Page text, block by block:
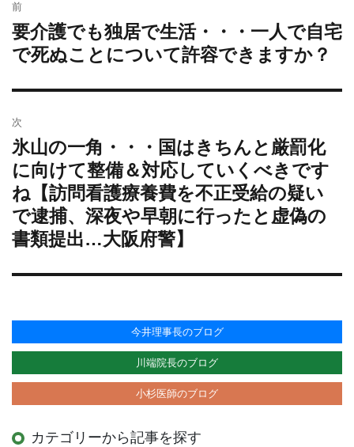
ー
稿
ナ
ビ
シ
ョ
ン
前
過
去
投
要介護でも独居で生活・・・一人で自宅
で死ぬことについて許容できますか？
次
次
の
投
稿:
氷山の一角・・・国はきちんと厳罰化
に向けて整備＆対応していくべきです
ね【訪問看護療養費を不正受給の疑い
で逮捕、深夜や早朝に行ったと虚偽の
書類提出…大阪府警】
今井理事長のブログ
川端院長のブログ
小杉医師のブログ
カテゴリーから記事を探す